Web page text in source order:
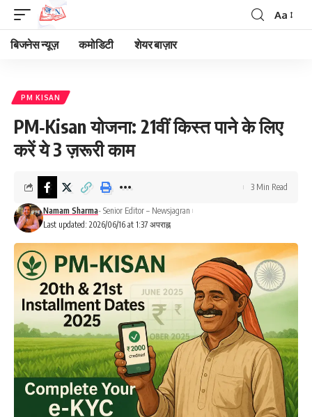
Font
Aa
बिजनेस न्यूज़ कमोडिटी शेयर बाज़ार
PM KISAN
PM‑Kisan योजना: 21वीं किस्त पाने के लिए
करें ये 3 ज़रूरी काम
Last updated: 2026/06/16 at 1:37 अपराह्न
Namam Sharma- Senior Editor – Newsjagran
3 Min Read